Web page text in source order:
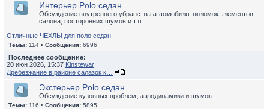
Интерьер Polo седан
Обсуждение внутреннего убранства автомобиля, поломок элементов
салона, посторонних шумов и т.п.
Отличные ЧЕХЛЫ для поло седан
Темы: 114 • Сообщения: 6996
Последнее сообщение:
20 июн 2026, 15:37 Kinstewar
Дребезжание в районе салазок к…
Экстерьер Polo седан
Обсуждение кузовных проблем, аэродинамики и шумов.
Темы: 116 • Сообщения: 5895